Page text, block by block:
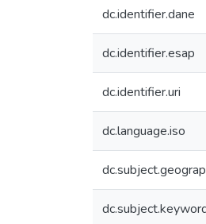
dc.identifier.dane
dc.identifier.esap
dc.identifier.uri
dc.language.iso